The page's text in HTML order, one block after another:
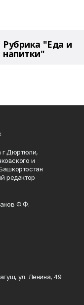
Рубрика "Еда и
напитки"
г.Дюртюли,
и
редактор
Ф.Ф.
ул. Ленина, 49